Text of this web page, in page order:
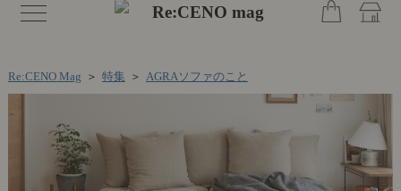
toggle
navigation
Re:CENO Mag ＞ 特集 ＞ AGRAソファのこと